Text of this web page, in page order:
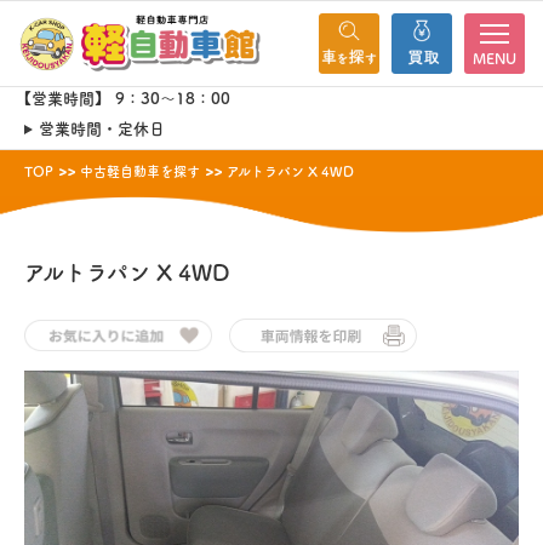
MENU
【営業時間】 9：30～18：00
営業時間・定休日
TOP 中古軽自動車を探す アルトラパン X 4WD
アルトラパン X 4WD